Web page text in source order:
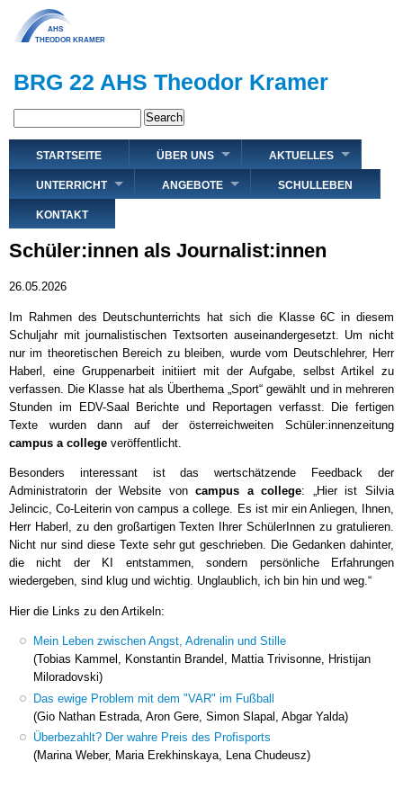
zum
Inhalt
BRG 22 AHS Theodor Kramer
Hauptnavigation
STARTSEITE ÜBER UNS AKTUELLES
UNTERRICHT ANGEBOTE SCHULLEBEN
KONTAKT
Schüler:innen als Journalist:innen
26.05.2026
Im Rahmen des Deutschunterrichts hat sich die Klasse 6C in diesem
Schuljahr mit journalistischen Textsorten auseinandergesetzt. Um nicht
nur im theoretischen Bereich zu bleiben, wurde vom Deutschlehrer, Herr
Haberl, eine Gruppenarbeit initiiert mit der Aufgabe, selbst Artikel zu
verfassen. Die Klasse hat als Überthema „Sport“ gewählt und in mehreren
Stunden im EDV-Saal Berichte und Reportagen verfasst. Die fertigen
Texte wurden dann auf der österreichweiten Schüler:innenzeitung
campus a college veröffentlicht.
Besonders interessant ist das wertschätzende Feedback der
Administratorin der Website voncampus a college: „Hier ist Silvia
Jelincic, Co-Leiterin von campus a college. Es ist mir ein Anliegen, Ihnen,
Herr Haberl, zu den großartigen Texten Ihrer SchülerInnen zu gratulieren.
Nicht nur sind diese Texte sehr gut geschrieben. Die Gedanken dahinter,
die nicht der KI entstammen, sondern persönliche Erfahrungen
wiedergeben, sind klug und wichtig. Unglaublich, ich bin hin und weg.“
Hier die Links zu den Artikeln:
Mein Leben zwischen Angst, Adrenalin und Stille
(Tobias Kammel, Konstantin Brandel, Mattia Trivisonne, Hristijan
Miloradovski)
Das ewige Problem mit dem "VAR" im Fußball
(Gio Nathan Estrada, Aron Gere, Simon Slapal, Abgar Yalda)
Überbezahlt? Der wahre Preis des Profisports
(Marina Weber, Maria Erekhinskaya, Lena Chudeusz)